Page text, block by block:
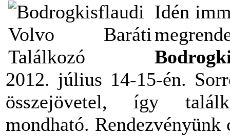
Idén
2012. július 14-15-én.
összejövetel, így
mondható.